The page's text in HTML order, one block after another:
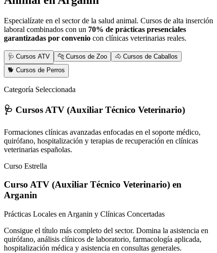
Especialízate en el sector de la salud animal. Cursos de alta inserción
laboral combinados con un 70% de prácticas presenciales
garantizadas por convenio con clínicas veterinarias reales.
🩺 Cursos ATV 🐆 Cursos de Zoo
🐴 Cursos de Caballos
🐕 Cursos de Perros
Categoría Seleccionada
🩺 Cursos ATV (Auxiliar Técnico Veterinario)
Formaciones clínicas avanzadas enfocadas en el soporte médico,
quirófano, hospitalización y terapias de recuperación en clínicas
veterinarias españolas.
Curso Estrella
Curso ATV (Auxiliar Técnico Veterinario) en
Arganin
Prácticas Locales en Arganin y Clínicas Concertadas
Consigue el título más completo del sector. Domina la asistencia en
quirófano, análisis clínicos de laboratorio, farmacología aplicada,
hospitalización médica y asistencia en consultas generales.